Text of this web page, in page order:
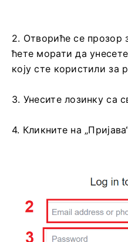
2. Отвориће се прозор
ћете морати да
коју сте користили за
3. Унесите лозинку са
4. Кликните на